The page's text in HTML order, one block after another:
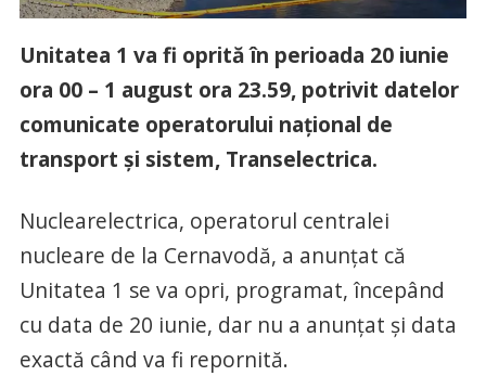
Unitatea 1 va fi oprită în perioada 20 iunie
ora 00 – 1 august ora 23.59, potrivit datelor
comunicate operatorului național de
transport și sistem, Transelectrica.
Nuclearelectrica, operatorul centralei
nucleare de la Cernavodă, a anunțat că
Unitatea 1 se va opri, programat, începând
cu data de 20 iunie, dar nu a anunțat și data
exactă când va fi repornită.